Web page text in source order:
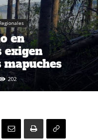
en
exigen
202